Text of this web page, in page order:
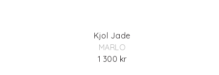
Kjol Jade
MARLO
1 300 kr